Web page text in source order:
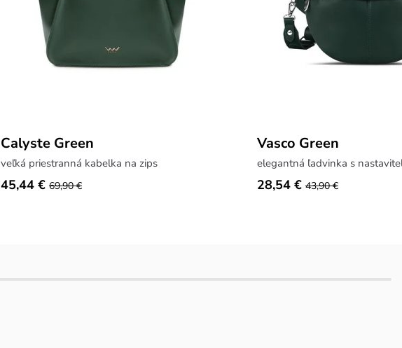
Calyste Green
veľká priestranná kabelka na zips
45,44 € 69,90 €
Vasco Green
elegantná ľadvinka s
28,54 € 43,90 €